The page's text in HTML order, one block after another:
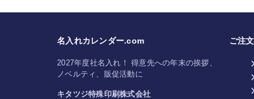
名入れカレンダー.com
2027年度社名入れ！ 得意先への年末の挨拶、
ノベルティ、販促活動に
キタツジ特殊印刷株式会社
ご注